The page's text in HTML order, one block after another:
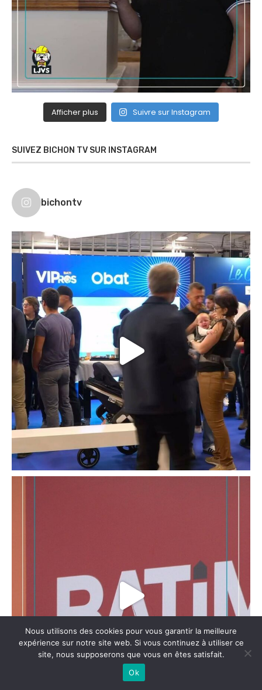
Afficher plus Suivre sur Instagram
SUIVEZ BICHON TV SUR INSTAGRAM
bichontv
Nous utilisons des cookies pour vous garantir la meilleure
expérience sur notre site web. Si vous continuez à utiliser ce
site, nous supposerons que vous en êtes satisfait.
Ok